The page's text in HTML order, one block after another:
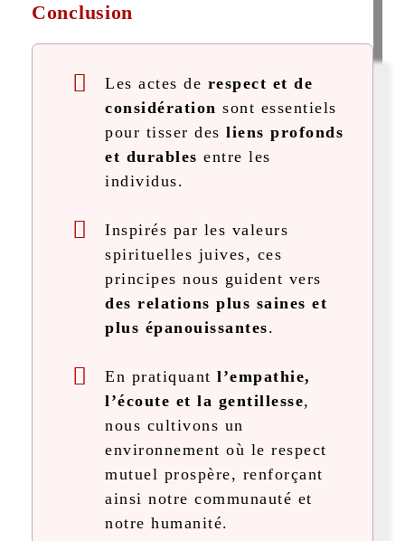
Conclusion
Les actes de respect et de
considération sont essentiels
pour tisser des liens profonds
et durables entre les
individus.
Inspirés par les valeurs
spirituelles juives, ces
principes nous guident vers
des relations plus saines et
plus épanouissantes.
En pratiquant l’empathie,
l’écoute et la gentillesse,
nous cultivons un
environnement où le respect
mutuel prospère, renforçant
ainsi notre communauté et
notre humanité.